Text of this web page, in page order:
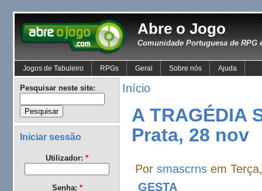
Abre o Jogo
Comunidade Portuguesa de RPG
Jogos de Tabuleiro RPGs Geral Sobre nós Ajuda
Pesquisar neste site:
Iniciar sessão
Utilizador: *
Senha: *
Início
A TRAGÉDIA
Prata, 28 nov
Porsmascrns em
GESTA